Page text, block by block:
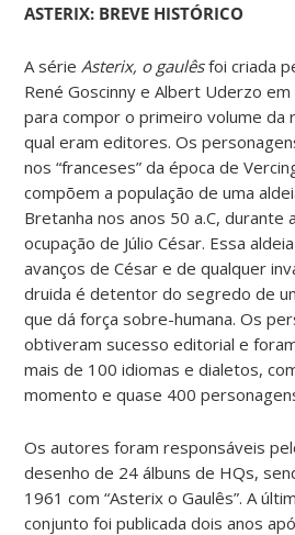
ASTERIX: BREVE HISTÓRICO
A série Asterix, o gaulêsfoi criada
René Goscinny e Albert Uderzo em
para compor o primeiro volume da
qual eram editores. Os
nos “franceses” da época de
compõem a população de uma
Bretanha nos anos 50 a.C, durante
ocupação de Júlio César. Essa
avanços de César e de qualquer
druida é detentor do segredo de
que dá força sobre-humana. Os
obtiveram sucesso editorial e
mais de 100 idiomas e dialetos,
momento e quase 400
Os autores foram responsáveis
desenho de 24 álbuns de HQs,
1961 com “Asterix o Gaulês”. A
conjunto foi publicada dois anos